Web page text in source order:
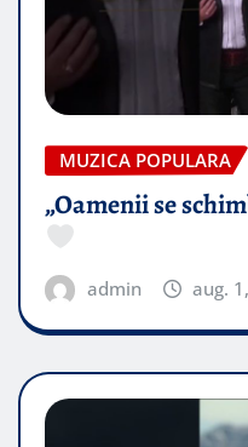
MUZICA POPULARA
„Oamenii se
admin aug.